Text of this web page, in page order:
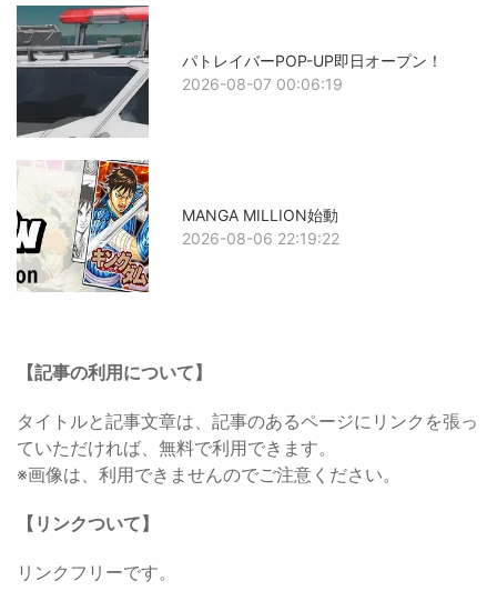
パトレイバーPOP-UP即日オープン！
2026-08-07 00:06:19
MANGA MILLION始動
2026-08-06 22:19:22
【記事の利用について】
タイトルと記事文章は、記事のあるページにリンクを張っ
ていただければ、無料で利用できます。
※画像は、利用できませんのでご注意ください。
【リンクついて】
リンクフリーです。